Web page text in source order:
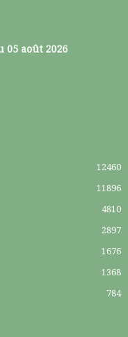
05 août 2026
12460
11896
4810
2897
1676
1368
784